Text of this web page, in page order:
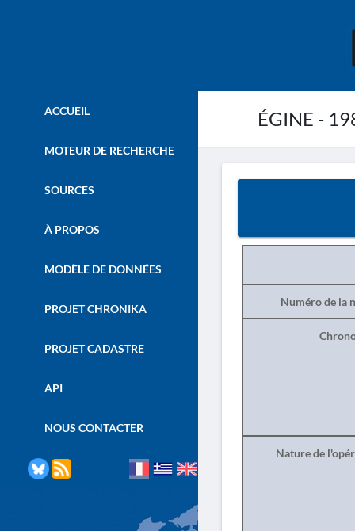
ÉGINE -
ACCUEIL
MOTEUR DE RECHERCHE
SOURCES
À PROPOS
MODÈLE DE DONNÉES
PROJET CHRONIKA
PROJET CADASTRE
API
NOUS CONTACTER
Numéro de la
Nature de